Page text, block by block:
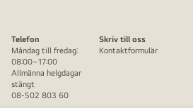
Telefon
Måndag till fredag:
08:00–17:00
Allmänna helgdagar
stängt
08-502 803 60
Skriv till oss
Kontaktformulär